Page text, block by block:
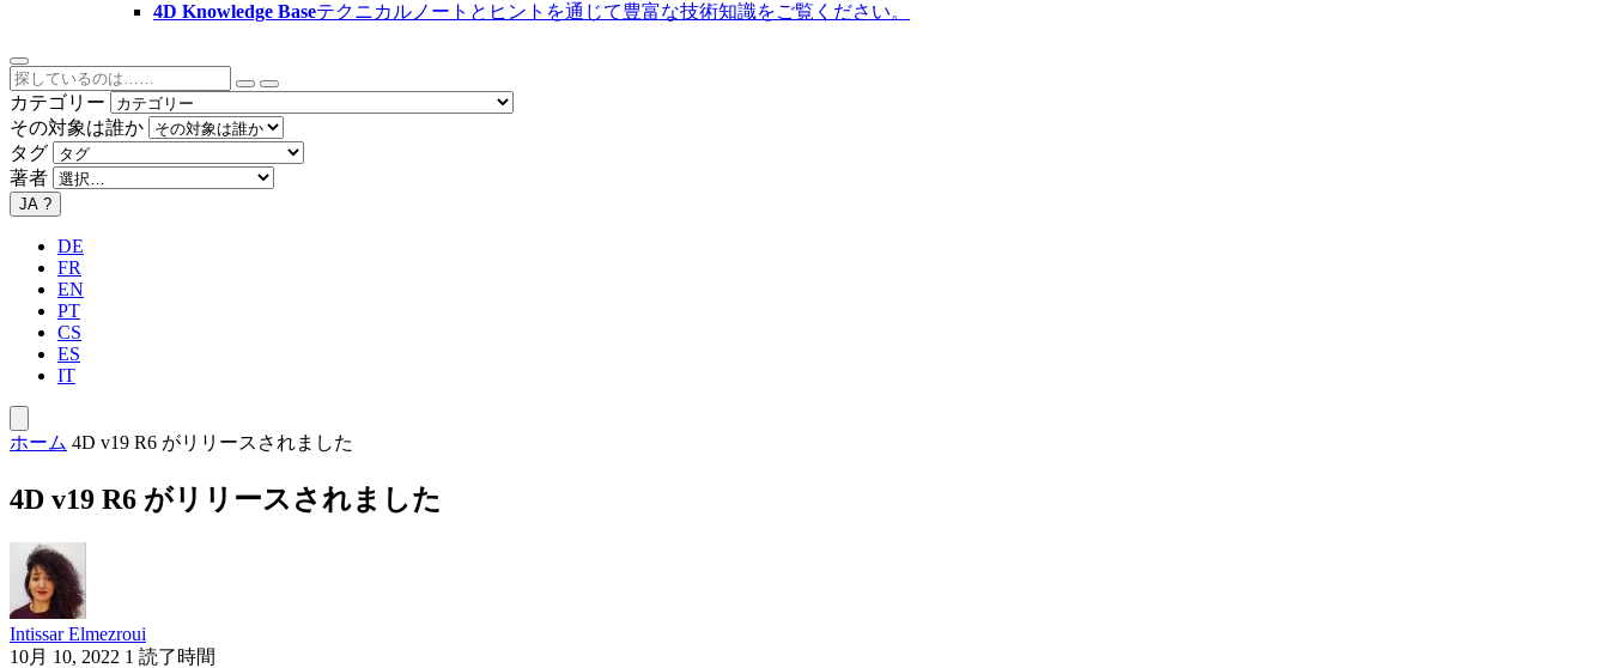
4D Knowledge Baseテクニカルノートとヒントを通じて豊富な技術知識をご覧ください。
カテゴリー
その対象は誰か
タグ
著者
JA ?
DE
FR
EN
PT
CS
ES
IT
ホーム 4D v19 R6 がリリースされました
4D v19 R6 がリリースされました
Intissar Elmezroui
10月 10, 2022 1 読了時間